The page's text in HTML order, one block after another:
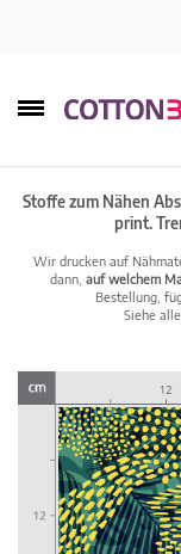
Stoffe zum Nähen
print.
Wir drucken auf
dann, auf welchem
Bestellung,
Siehe